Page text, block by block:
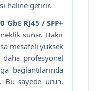
haline getirir.
GbE RJ45 / SFP+
sunar. Bakır
mesafeli yüksek
daha profesyonel
bağlantılarında
Bu sayede ürün,